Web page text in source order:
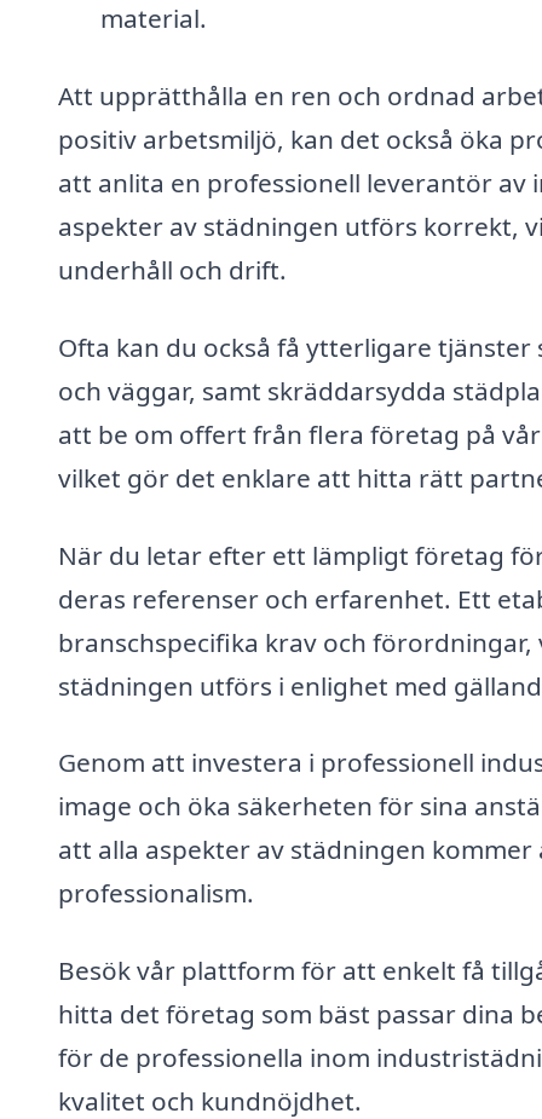
material.
Att upprätthålla en ren och ordnad
positiv arbetsmiljö, kan det också öka
att anlita en professionell leverantör
aspekter av städningen utförs korrekt,
underhåll och drift.
Ofta kan du också få ytterligare
och väggar, samt skräddarsydda
att be om offert från flera företag på
vilket gör det enklare att hitta rätt
När du letar efter ett lämpligt företag
deras referenser och erfarenhet. Ett
branschspecifika krav och
städningen utförs i enlighet med
Genom att investera i professionell
image och öka säkerheten för sina
att alla aspekter av städningen
professionalism.
Besök vår plattform för att enkelt få
hitta det företag som bäst passar dina
för de professionella inom
kvalitet och kundnöjdhet.